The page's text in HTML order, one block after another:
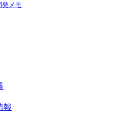
発メモ
報